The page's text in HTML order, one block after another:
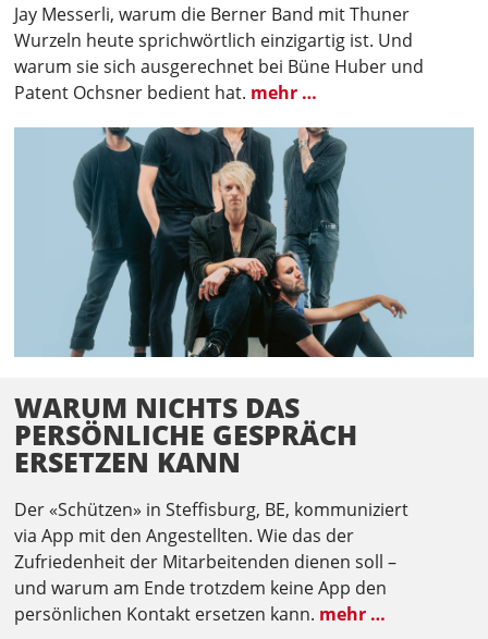
Jay Messerli, warum die Berner Band mit Thuner
Wurzeln heute sprichwörtlich einzigartig ist. Und
warum sie sich ausgerechnet bei Büne Huber und
Patent Ochsner bedient hat. mehr …
WARUM NICHTS DAS
PERSÖNLICHE GESPRÄCH
ERSETZEN KANN
Der «Schützen» in Steffisburg, BE, kommuniziert
via App mit den Angestellten. Wie das der
Zufriedenheit der Mitarbeitenden dienen soll –
und warum am Ende trotzdem keine App den
persönlichen Kontakt ersetzen kann. mehr …